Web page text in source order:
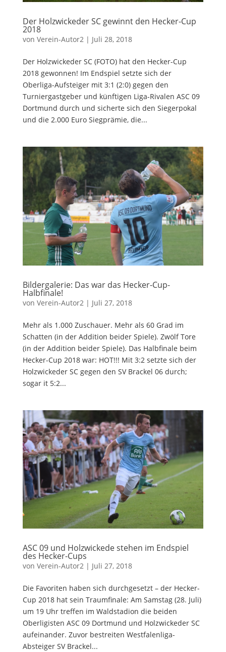
Der Holzwickeder SC gewinnt den Hecker-Cup
2018
von Verein-Autor2| Juli 28, 2018
Der Holzwickeder SC (FOTO) hat den Hecker-Cup
2018 gewonnen! Im Endspiel setzte sich der
Oberliga-Aufsteiger mit 3:1 (2:0) gegen den
Turniergastgeber und künftigen Liga-Rivalen ASC 09
Dortmund durch und sicherte sich den Siegerpokal
und die 2.000 Euro Siegprämie, die...
Bildergalerie: Das war das Hecker-Cup-
Halbfinale!
von Verein-Autor2 | Juli 27, 2018
Mehr als 1.000 Zuschauer. Mehr als 60 Grad im
Schatten (in der Addition beider Spiele). Zwölf Tore
(in der Addition beider Spiele). Das Halbfinale beim
Hecker-Cup 2018 war: HOT!!! Mit 3:2 setzte sich der
Holzwickeder SC gegen den SV Brackel 06 durch;
sogar it 5:2...
ASC 09 und Holzwickede stehen im Endspiel
des Hecker-Cups
von Verein-Autor2| Juli 27, 2018
Die Favoriten haben sich durchgesetzt – der Hecker-
Cup 2018 hat sein Traumfinale: Am Samstag (28. Juli)
um 19 Uhr treffen im Waldstadion die beiden
Oberligisten ASC 09 Dortmund und Holzwickeder SC
aufeinander. Zuvor bestreiten Westfalenliga-
Absteiger SV Brackel...